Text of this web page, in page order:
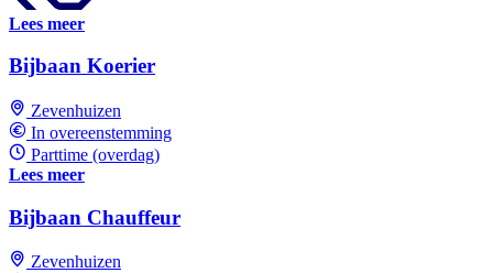
Lees meer
Bijbaan Koerier
Zevenhuizen
In overeenstemming
Parttime (overdag)
Lees meer
Bijbaan Chauffeur
Zevenhuizen